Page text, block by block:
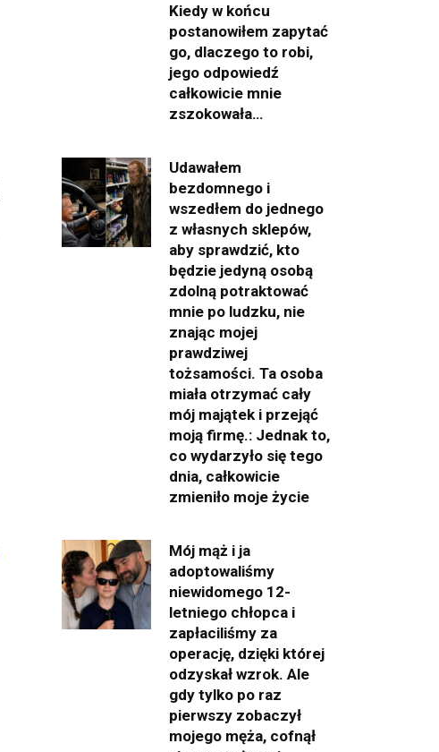
Kiedy w końcu
postanowiłem zapytać
go, dlaczego to robi,
jego odpowiedź
całkowicie mnie
zszokowała…
Udawałem
bezdomnego i
wszedłem do jednego
z własnych sklepów,
aby sprawdzić, kto
będzie jedyną osobą
zdolną potraktować
mnie po ludzku, nie
znając mojej
prawdziwej
tożsamości. Ta osoba
miała otrzymać cały
mój majątek i przejąć
moją firmę.: Jednak to,
co wydarzyło się tego
dnia, całkowicie
zmieniło moje życie
Mój mąż i ja
adoptowaliśmy
niewidomego 12-
letniego chłopca i
zapłaciliśmy za
operację, dzięki której
odzyskał wzrok. Ale
gdy tylko po raz
pierwszy zobaczył
mojego męża, cofnął